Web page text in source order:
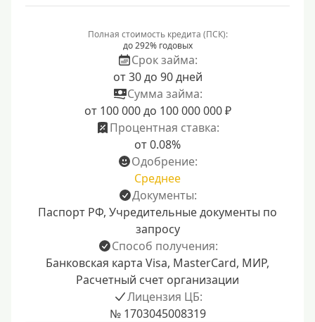
Полная стоимость кредита (ПСК):
до 292% годовых
Срок займа:
от 30 до 90 дней
Сумма займа:
от 100 000 до 100 000 000 ₽
Процентная ставка:
от 0.08%
Одобрение:
Среднее
Документы:
Паспорт РФ, Учредительные документы по
запросу
Способ получения:
Банковская карта Visa, MasterCard, МИР,
Расчетный счет организации
Лицензия ЦБ:
№ 1703045008319